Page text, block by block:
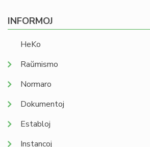
INFORMOJ
HeKo
Raŭmismo
Normaro
Dokumentoj
Establoj
Instancoj